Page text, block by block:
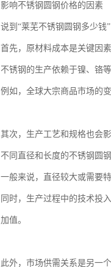
影响不锈钢圆钢价格的因素
说到“莱芜不锈钢圆钢多少钱
首先，原材料成本是关键因素
不锈钢的生产依赖于镍、铬
例如，全球大宗商品市场的
其次，生产工艺和规格也会影
不同直径和长度的不锈钢圆
一般来说，直径较大或需要
同时，生产过程中的技术投
加值。
此外，市场供需关系是另一个